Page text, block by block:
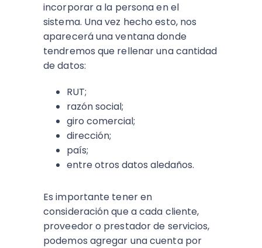
incorporar a la persona en el
sistema. Una vez hecho esto, nos
aparecerá una ventana donde
tendremos que rellenar una cantidad
de datos:
RUT;
razón social;
giro comercial;
dirección;
país;
entre otros datos aledaños.
Es importante tener en
consideración que a cada cliente,
proveedor o prestador de servicios,
podemos agregar una cuenta por